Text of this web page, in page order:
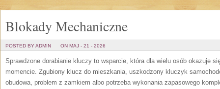
Blokady Mechaniczne
POSTED BY ADMIN ON MAJ - 21 - 2026
Sprawdzone dorabianie kluczy to wsparcie, która dla wielu osób okazuje
momencie. Zgubiony klucz do mieszkania, uszkodzony kluczyk
obudowa, problem z zamkiem albo potrzeba wykonania zapasowego